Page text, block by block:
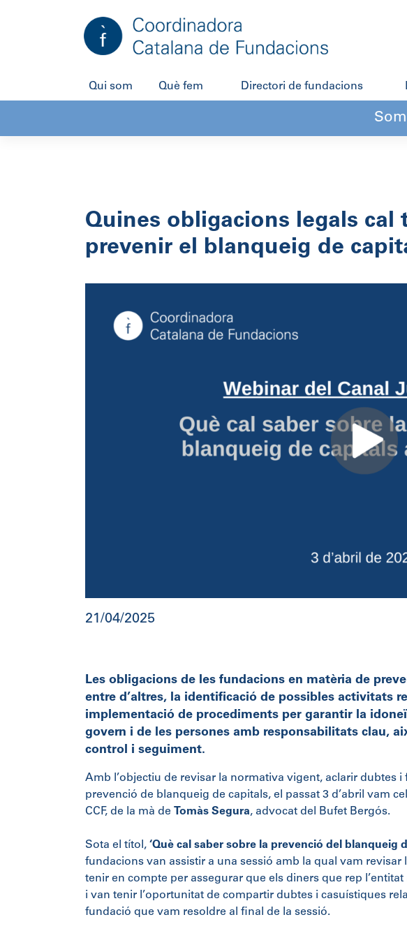
Qui som Què fem Directori de fundacions
Som
Quines obligacions legals cal
prevenir el blanqueig de
21/04/2025
Les obligacions de les fundacions en matèria de
entre d’altres, la identificació de possibles activitats
implementació de procediments per garantir la
govern i de les persones amb responsabilitats clau,
control i seguiment.
Amb l’objectiu de revisar la normativa vigent, aclarir dubtes
prevenció de blanqueig de capitals, el passat 3 d’abril vam
CCF, de la mà de
Tomàs Segura, advocat del Bufet Bergós.
Sota el títol, ‘Què cal saber sobre la prevenció del blanqueig
fundacions van assistir a una sessió amb la qual vam revisar
tenir en compte per assegurar que els diners que rep
i van tenir l’oportunitat de compartir dubtes i casuístiques
fundació que vam resoldre al final de la sessió.